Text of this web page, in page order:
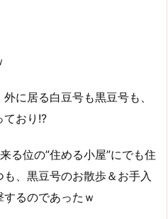
に居る白豆号も黒豆号も、
ており!?
る位の”住める小屋”にでも住
、黒豆号のお散歩＆お手入
るのであったｗ